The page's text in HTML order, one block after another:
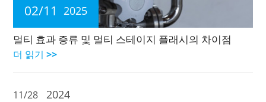
02/11 2025
멀티 효과 증류 및 멀티 스테이지 플래시의 차이점
더 읽기 >>
11/28 2024